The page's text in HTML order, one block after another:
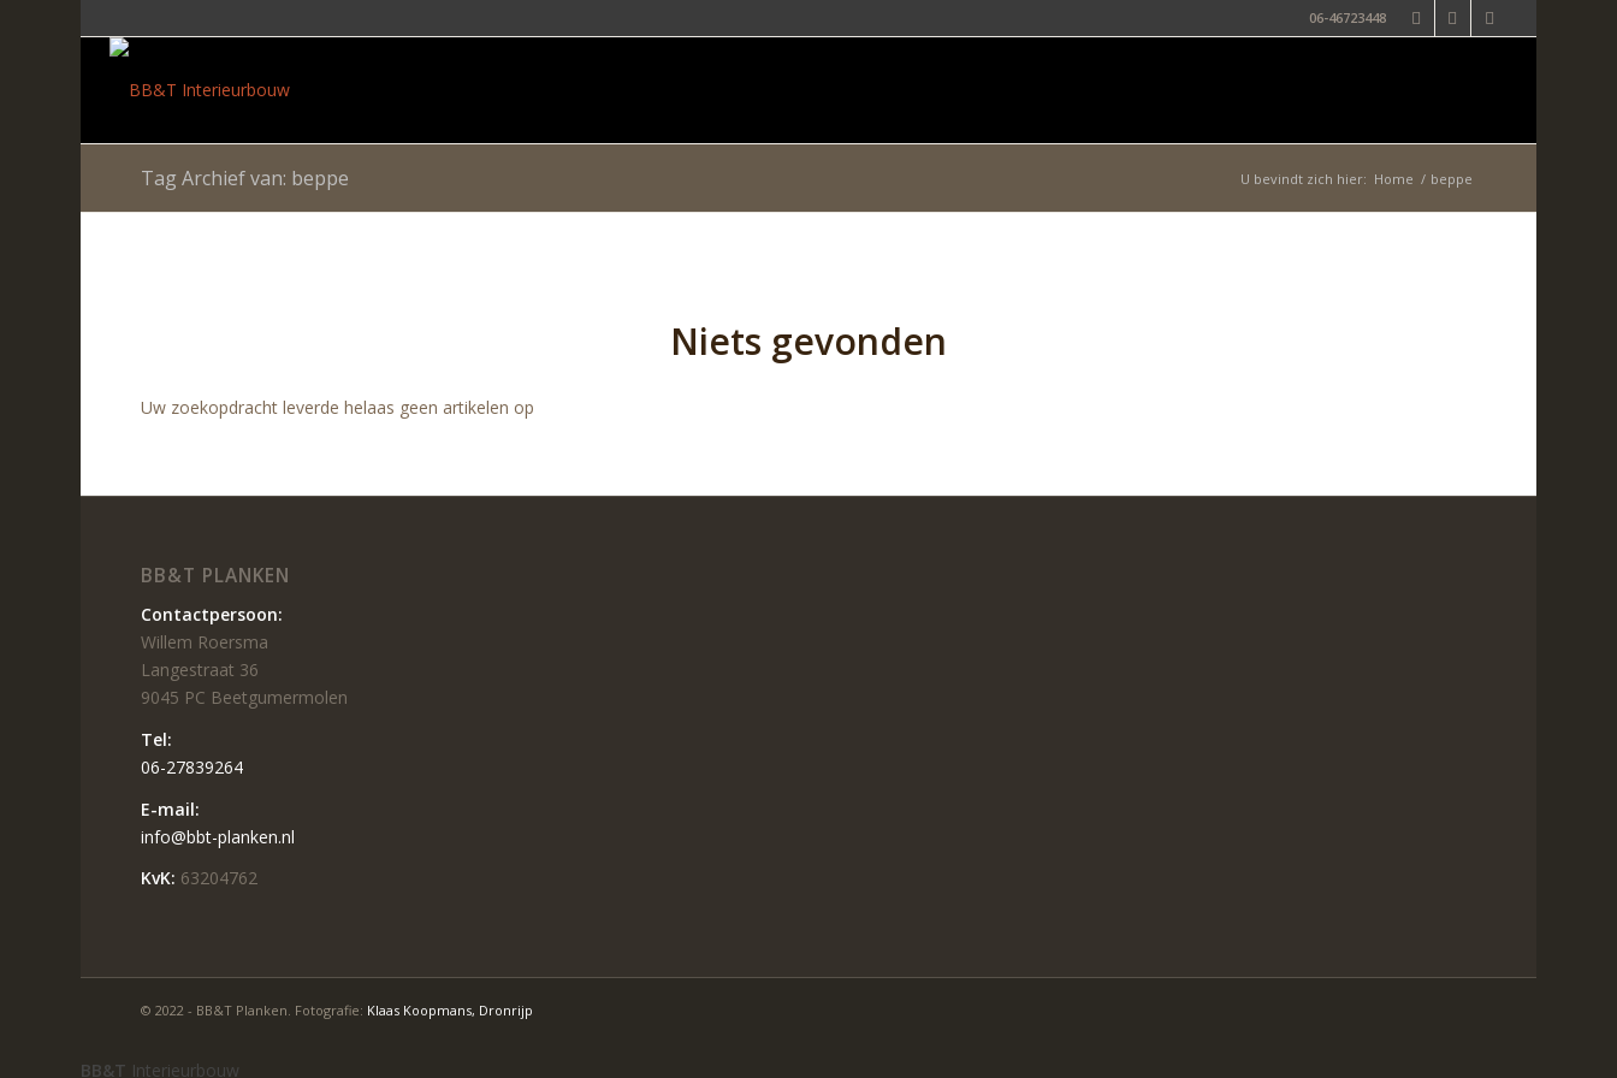
06-46723448
Tag Archief van: beppe U bevindt zich hier: Home / beppe
Niets gevonden
Uw zoekopdracht leverde helaas geen artikelen op
BB&T PLANKEN
Contactpersoon:
Willem Roersma
Langestraat 36
9045 PC Beetgumermolen
Tel:
06-27839264
E-mail:
info@bbt-planken.nl
KvK: 63204762
© 2022 - BB&T Planken. Fotografie: Klaas Koopmans, Dronrijp
BB&T Interieurbouw